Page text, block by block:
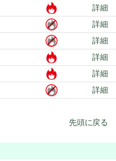
詳細
詳細
詳細
詳細
詳細
詳細
先頭に戻る